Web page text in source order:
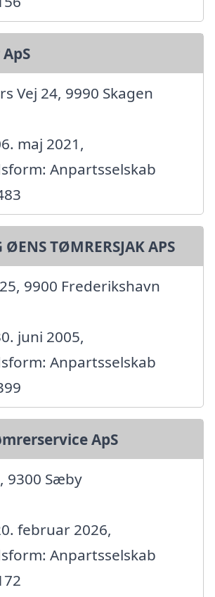
Vej 24, 9990 Skagen
maj 2021,
Anpartsselskab
ØENS TØMRERSJAK APS
9900 Frederikshavn
juni 2005,
Anpartsselskab
ApS
9300 Sæby
februar 2026,
Anpartsselskab